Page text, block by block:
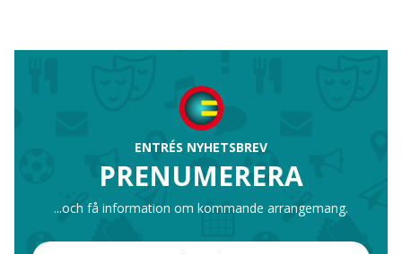
ENTRÉS NYHETSBREV
PRENUMERERA
...och få information om kommande arrangemang.